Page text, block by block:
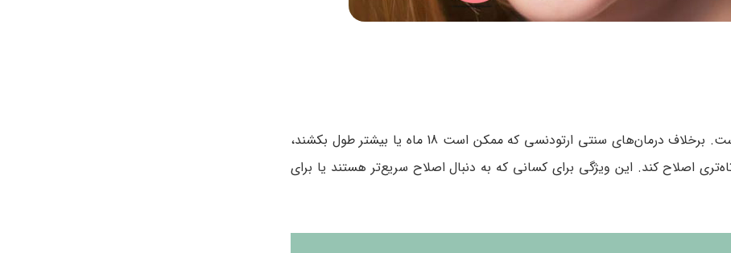
بزرگ‌ترین مزیت ارتودنسی 6 ماهه، مدت زمان کوتاه درمان است. برخلاف درمان‌های سنتی ارتودنسی که ممکن است 18 ماه یا بیشتر طول بکشند،
اصلاح کند. این ویژگی برای کسانی که به دنبال اصلاح سریع‌تر هستند یا برای